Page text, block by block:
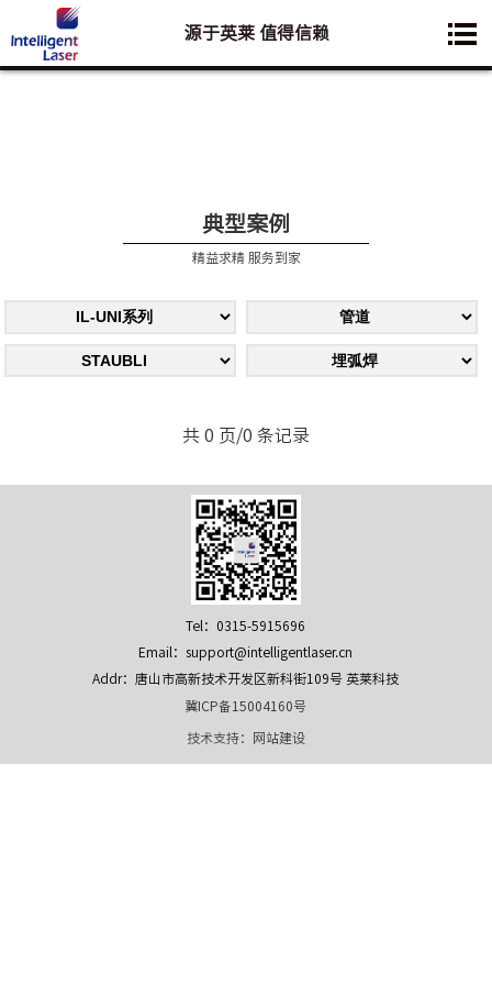
您想要了解的业务是:
源于英莱 值得信赖
典型案例
精益求精 服务到家
共 0 页/0 条记录
Tel：0315-5915696
Email：support@intelligentlaser.cn
Addr：唐山市高新技术开发区新科街109号 英莱科技
冀ICP备15004160号
技术支持： 网站建设